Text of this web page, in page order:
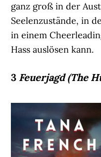
ganz groß in der
Seelenzustände, in
in einem
Hass auslösen kann.
3 Feuerjagd (The